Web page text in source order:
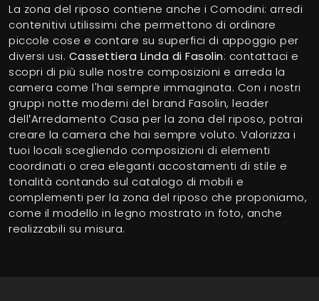
La zona del riposo contiene anche i Comodini: arredi
contenitivi utilissimi che permettono di ordinare
piccole cose e contare su superfici di appoggio per
diversi usi. Cassettiera Linda di Fasolin: contattaci e
scopri di più sulle nostre composizioni e arreda la
camera come l'hai sempre immaginata. Con i nostri
gruppi notte moderni del brand Fasolin, leader
dell’Arredamento Casa per la zona del riposo, potrai
creare la camera che hai sempre voluto. Valorizza i
tuoi locali scegliendo composizioni di elementi
coordinati o crea eleganti accostamenti di stile e
tonalità contando sul catalogo di mobili e
complementi per la zona del riposo che proponiamo,
come il modello in legno mostrato in foto, anche
realizzabili su misura.